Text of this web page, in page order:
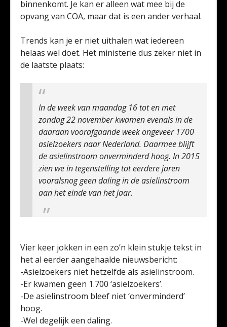
binnenkomt. Je kan er alleen wat mee bij de
opvang van COA, maar dat is een ander verhaal.
Trends kan je er niet uithalen wat iedereen
helaas wel doet. Het ministerie dus zeker niet in
de laatste plaats:
In de week van maandag 16 tot en met
zondag 22 november kwamen evenals in de
daaraan voorafgaande week ongeveer 1700
asielzoekers naar Nederland. Daarmee blijft
de asielinstroom onverminderd hoog. In 2015
zien we in tegenstelling tot eerdere jaren
vooralsnog geen daling in de asielinstroom
aan het einde van het jaar.
Vier keer jokken in een zo’n klein stukje tekst in
het al eerder aangehaalde nieuwsbericht:
-Asielzoekers niet hetzelfde als asielinstroom.
-Er kwamen geen 1.700 ‘asielzoekers’.
-De asielinstroom bleef niet ‘onverminderd’
hoog.
-Wel degelijk een daling.